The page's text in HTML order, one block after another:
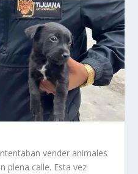
vender animales
plena calle. Esta vez